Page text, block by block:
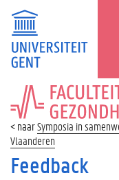
FACULTEIT
GENEESKUNDE
EN
Symposia in
Vlaanderen
Feedback